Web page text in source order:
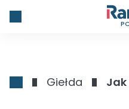
Giełda